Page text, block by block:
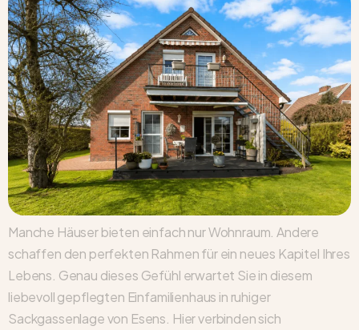
Manche Häuser bieten einfach nur Wohnraum. Andere
schaffen den perfekten Rahmen für ein neues Kapitel Ihres
Lebens. Genau dieses Gefühl erwartet Sie in diesem
liebevoll gepflegten Einfamilienhaus in ruhiger
Sackgassenlage von Esens. Hier verbinden sich